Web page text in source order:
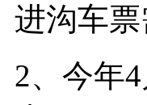
进沟车票
2、今年